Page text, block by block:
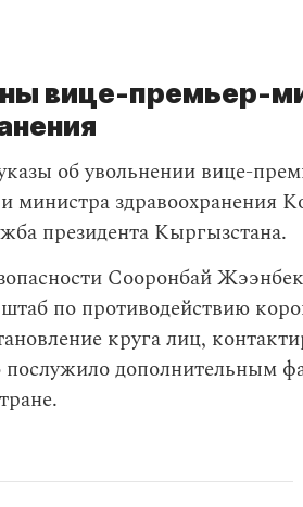
вице-премьер-
об увольнении вице-
здравоохранения
президента Кыргызстана.
Сооронбай
по противодействию
круга лиц,
дополнительным